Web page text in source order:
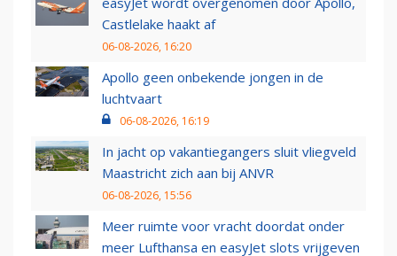
Castlelake haakt af
06-08-2026, 16:20
Apollo geen onbekende jongen in de
luchtvaart
06-08-2026, 16:19
In jacht op vakantiegangers sluit vliegveld
Maastricht zich aan bij ANVR
06-08-2026, 15:56
Meer ruimte voor vracht doordat onder
meer Lufthansa en easyJet slots vrijgeven